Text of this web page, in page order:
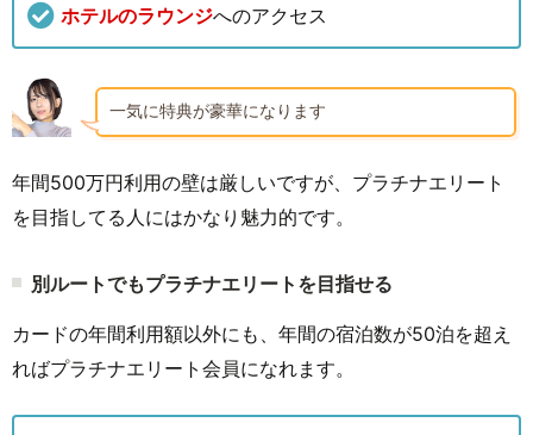
ホテルのラウンジへのアクセス
一気に特典が豪華になります
年間500万円利用の壁は厳しいですが、プラチナエリート
を目指してる人にはかなり魅力的です。
別ルートでもプラチナエリートを目指せる
カードの年間利用額以外にも、年間の宿泊数が50泊を超え
ればプラチナエリート会員になれます。